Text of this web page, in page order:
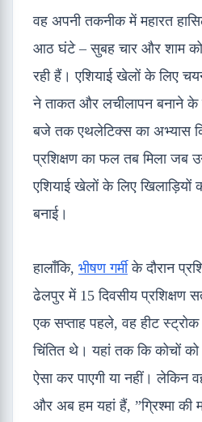
वह अपनी तकनीक में महारत
आठ घंटे – सुबह चार और शाम
रही हैं। एशियाई खेलों के लिए
ने ताकत और लचीलापन बनाने
बजे तक एथलेटिक्स का अभ्यास
प्रशिक्षण का फल तब मिला जब
एशियाई खेलों के लिए
बनाई।
हालाँकि, भीषण गर्मीके दौरान
ढेलपुर में 15 दिवसीय प्रशिक्षण
एक सप्ताह पहले, वह हीट
चिंतित थे। यहां तक ​​कि कोचों को
ऐसा कर पाएगी या नहीं। लेकिन
और अब हम यहां हैं, ”ग्रिश्मा की